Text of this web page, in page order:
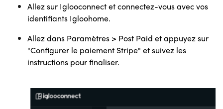
Allez sur Iglooconnect et connectez-vous avec vos
identifiants Igloohome.
Allez dans Paramètres > Post Paid et appuyez sur
"Configurer le paiement Stripe" et suivez les
instructions pour finaliser.